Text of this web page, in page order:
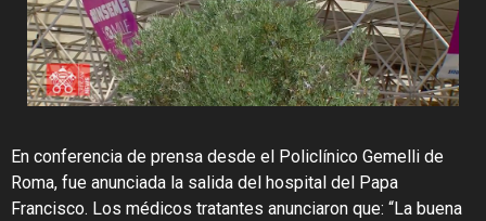
En conferencia de prensa desde el Policlínico Gemelli de
Roma, fue anunciada la salida del hospital del Papa
Francisco. Los médicos tratantes anunciaron que: “La buena